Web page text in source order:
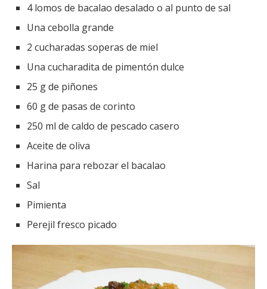
4 lomos de bacalao desalado o al punto de sal
Una cebolla grande
2 cucharadas soperas de miel
Una cucharadita de pimentón dulce
25 g de piñones
60 g de pasas de corinto
250 ml de caldo de pescado casero
Aceite de oliva
Harina para rebozar el bacalao
Sal
Pimienta
Perejil fresco picado